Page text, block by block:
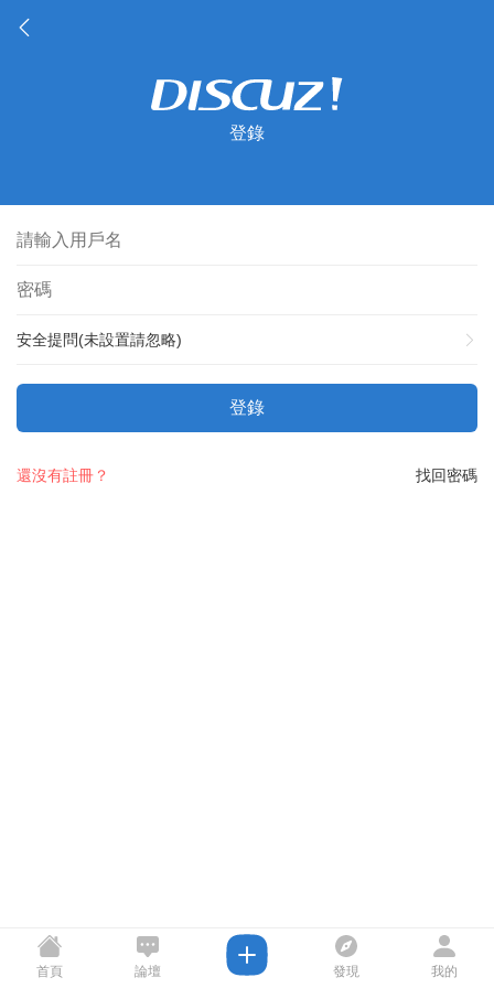
登錄
安全提問(未設置請忽略)
登錄
找回密碼
還沒有註冊？
首頁 論壇 發現 我的